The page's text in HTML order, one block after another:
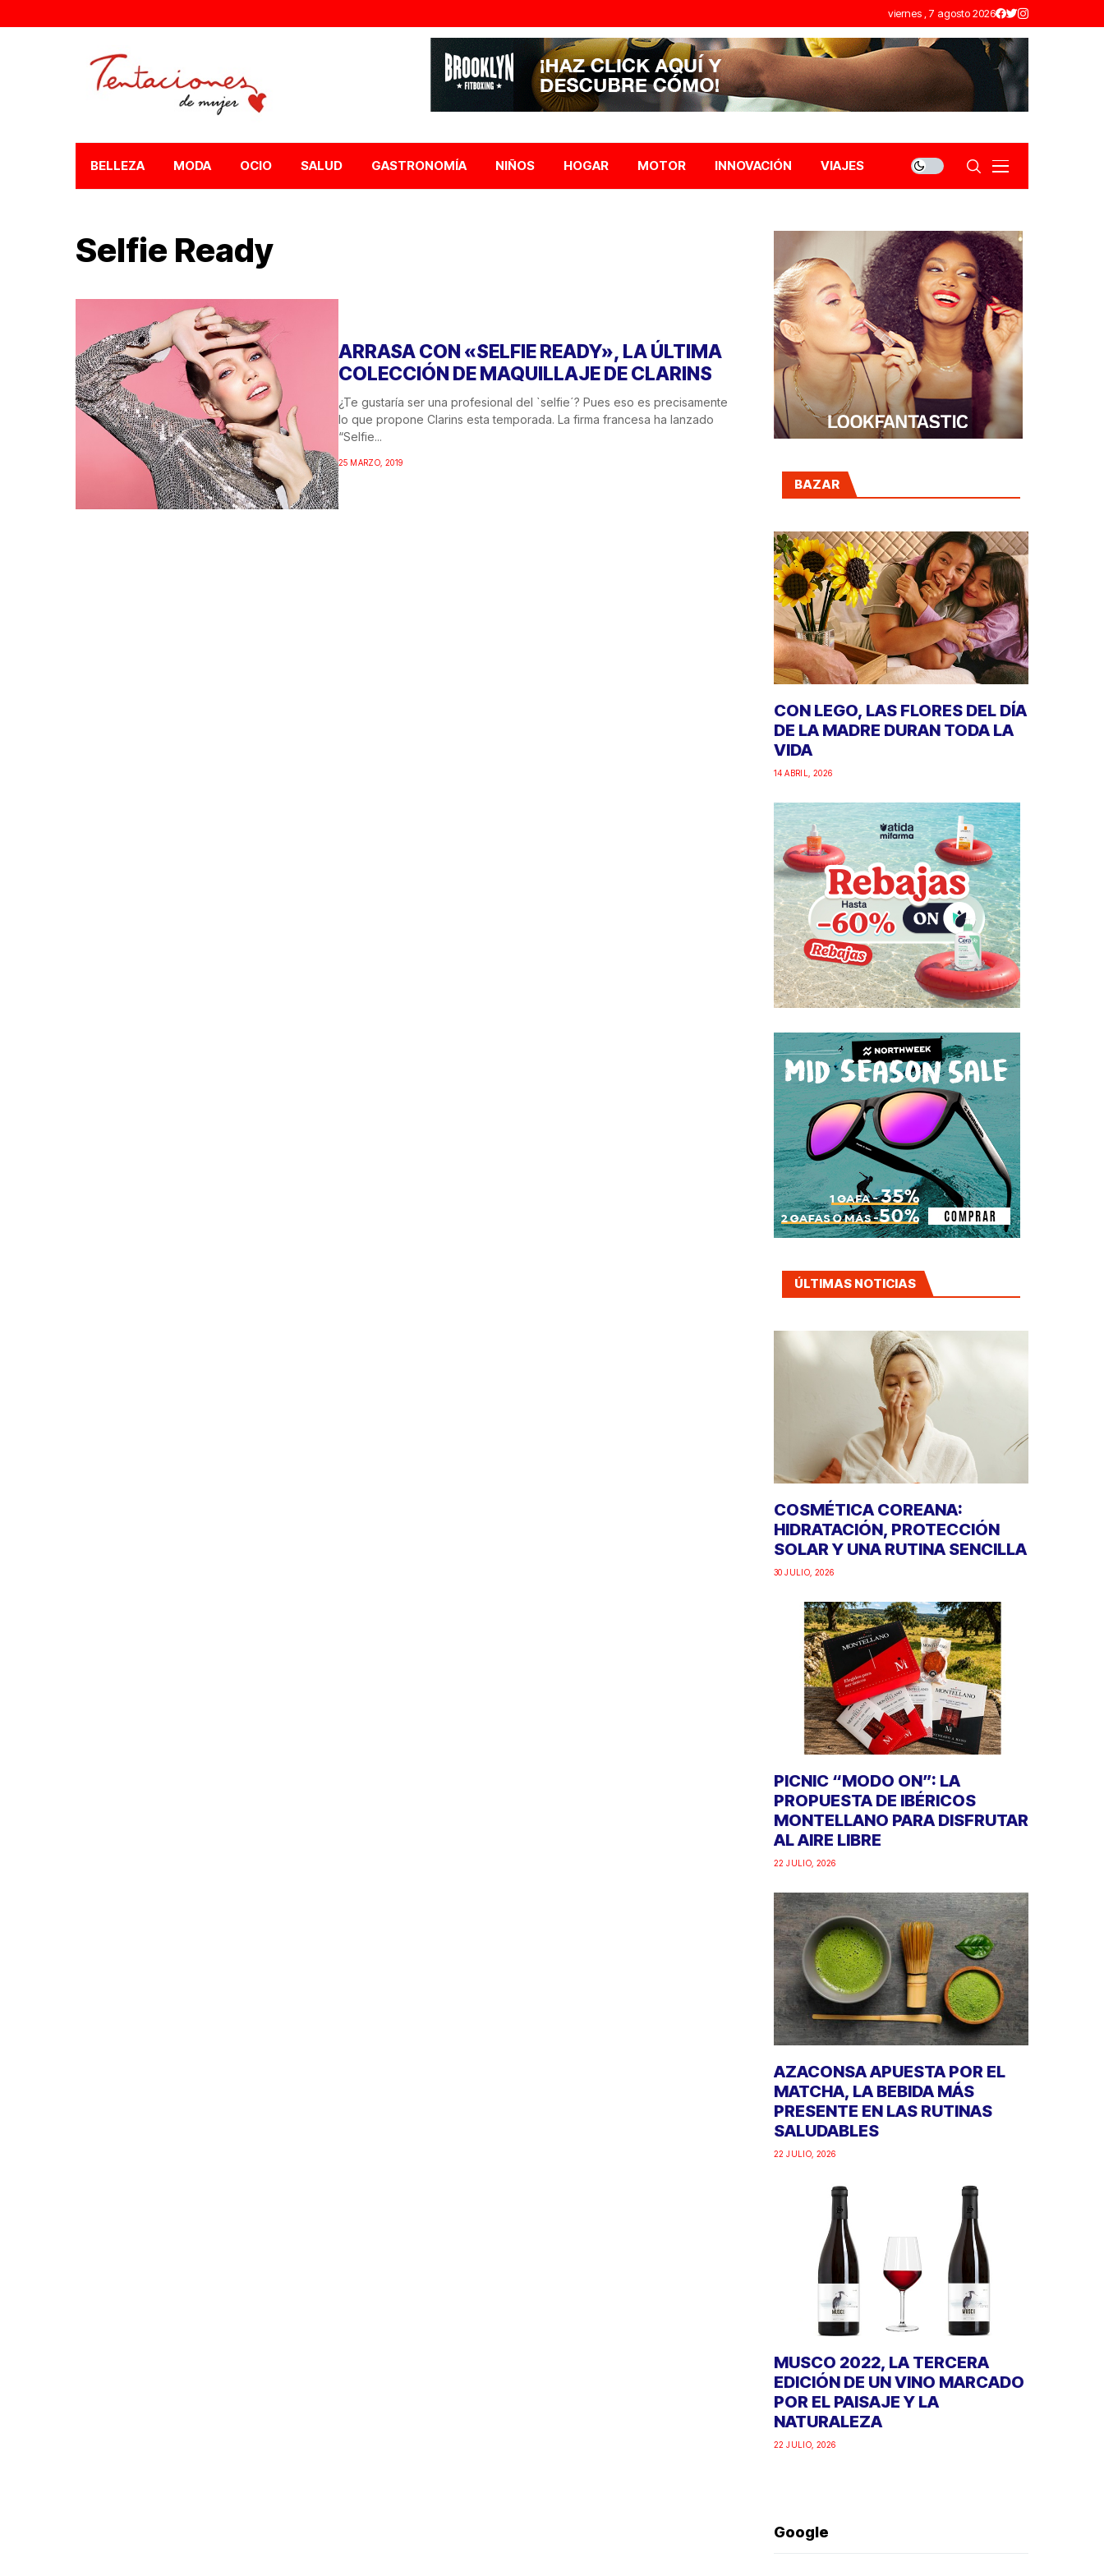
viernes , 7 agosto 2026
BELLEZA MODA OCIO SALUD GASTRONOMÍA NIÑOS HOGAR MOTOR INNOVACIÓN VIAJES
Selfie Ready
ARRASA CON «SELFIE READY», LA ÚLTIMA
COLECCIÓN DE MAQUILLAJE DE CLARINS
¿Te gustaría ser una profesional del `selfie´? Pues eso es precisamente
lo que propone Clarins esta temporada. La firma francesa ha lanzado
“Selfie...
25 MARZO, 2019
BAZAR
CON LEGO, LAS FLORES DEL DÍA
DE LA MADRE DURAN TODA LA
VIDA
14 ABRIL, 2026
ÚLTIMAS NOTICIAS
COSMÉTICA COREANA:
HIDRATACIÓN, PROTECCIÓN
SOLAR Y UNA RUTINA SENCILLA
30 JULIO, 2026
PICNIC “MODO ON”: LA
PROPUESTA DE IBÉRICOS
MONTELLANO PARA DISFRUTAR
AL AIRE LIBRE
22 JULIO, 2026
AZACONSA APUESTA POR EL
MATCHA, LA BEBIDA MÁS
PRESENTE EN LAS RUTINAS
SALUDABLES
22 JULIO, 2026
MUSCO 2022, LA TERCERA
EDICIÓN DE UN VINO MARCADO
POR EL PAISAJE Y LA
NATURALEZA
22 JULIO, 2026
Google